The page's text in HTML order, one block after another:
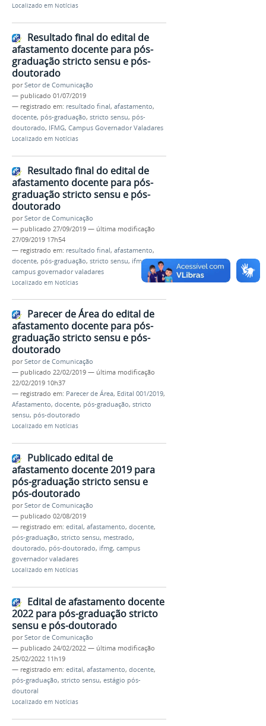
Localizado em Notícias
Resultado final do edital de
afastamento docente para pós-
graduação stricto sensu e pós-
doutorado
porSetor de Comunicação
— publicado 01/07/2019
— registrado em: resultado final, afastamento,
docente, pós-graduação, stricto sensu, pós-
doutorado, IFMG, Campus Governador Valadares
Localizado em Notícias
Resultado final do edital de
afastamento docente para pós-
graduação stricto sensu e pós-
doutorado
porSetor de Comunicação
— publicado 27/09/2019 — última modificação
27/09/2019 17h54
— registrado em: resultado final, afastamento,
docente, pós-graduação, stricto sensu, ifmg,
campus governador valadares
Localizado em Notícias
Parecer de Área do edital de
afastamento docente para pós-
graduação stricto sensu e pós-
doutorado
porSetor de Comunicação
— publicado 22/02/2019 — última modificação
22/02/2019 10h37
— registrado em: Parecer de Área, Edital 001/2019,
Afastamento, docente, pós-graduação, stricto
sensu, pós-doutorado
Localizado em Notícias
Publicado edital de
afastamento docente 2019 para
pós-graduação stricto sensu e
pós-doutorado
porSetor de Comunicação
— publicado 02/08/2019
— registrado em: edital, afastamento, docente,
pós-graduação, stricto sensu, mestrado,
doutorado, pós-doutorado, ifmg, campus
governador valadares
Localizado em Notícias
Edital de afastamento docente
2022 para pós-graduação stricto
sensu e pós-doutorado
porSetor de Comunicação
— publicado 24/02/2022 — última modificação
25/02/2022 11h19
— registrado em: edital, afastamento, docente,
pós-graduação, stricto sensu, estágio pós-
doutoral
Localizado em Notícias